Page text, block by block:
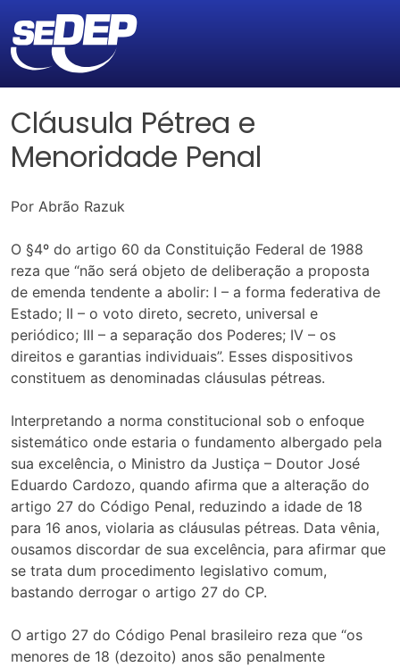
Cláusula Pétrea e
Menoridade Penal
Por Abrão Razuk
O §4º do artigo 60 da Constituição Federal de 1988
reza que “não será objeto de deliberação a proposta
de emenda tendente a abolir: I – a forma federativa de
Estado; II – o voto direto, secreto, universal e
periódico; III – a separação dos Poderes; IV – os
direitos e garantias individuais”. Esses dispositivos
constituem as denominadas cláusulas pétreas.
Interpretando a norma constitucional sob o enfoque
sistemático onde estaria o fundamento albergado pela
sua excelência, o Ministro da Justiça – Doutor José
Eduardo Cardozo, quando afirma que a alteração do
artigo 27 do Código Penal, reduzindo a idade de 18
para 16 anos, violaria as cláusulas pétreas. Data vênia,
ousamos discordar de sua excelência, para afirmar que
se trata dum procedimento legislativo comum,
bastando derrogar o artigo 27 do CP.
O artigo 27 do Código Penal brasileiro reza que “os
menores de 18 (dezoito) anos são penalmente